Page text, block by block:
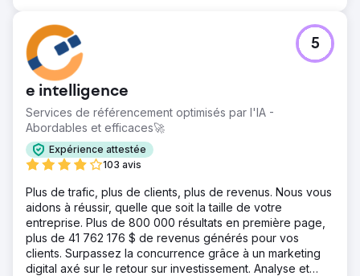
e intelligence
Services de référencement optimisés par l'IA -
Abordables et efficaces🚀
Expérience attestée
103 avis
5
Plus de trafic, plus de clients, plus de revenus. Nous vous
aidons à réussir, quelle que soit la taille de votre
entreprise. Plus de 800 000 résultats en première page,
plus de 41 762 176 $ de revenus générés pour vos
clients. Surpassez la concurrence grâce à un marketing
digital axé sur le retour sur investissement. Analyse et